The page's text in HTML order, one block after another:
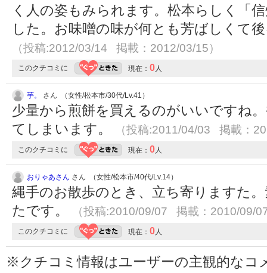
く人の姿もみられます。松本らしく「
した。お味噌の味が何とも芳ばしくて
（投稿:2012/03/14 掲載：2012/03/15）
このクチコミに 現在： 0人
芋。 さん （女性/松本市/30代/Lv.41）
少量から煎餅を買えるのがいいですね
てしまいます。
（投稿:2011/04/03 掲載：
このクチコミに 現在： 0人
おりゃあさん さん （女性/松本市/40代/Lv.14）
縄手のお散歩のとき、立ち寄りますた
たです。
（投稿:2010/09/07 掲載：2010/09/
このクチコミに 現在： 0人
※クチコミ情報はユーザーの主観的なコ